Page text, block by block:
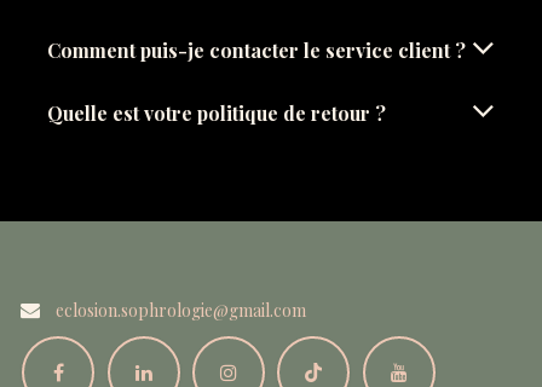
Comment puis-je contacter le service client ?
Quelle est votre politique de retour ?
eclosion.sophrologie@gmail.com